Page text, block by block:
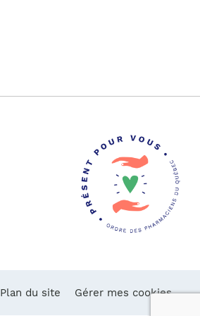
Plan du site Gérer mes cookies